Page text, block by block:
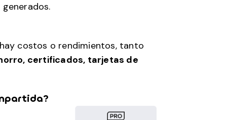
costos o rendimientos, tanto
certificados, tarjetas de